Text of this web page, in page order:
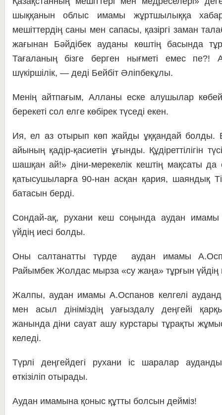
шыққанын облыс имамы жұртшылыққа
мешіттердің саны мен сапасы, қазіргі заман
жағынан Бәйдібек ауданы көштің басында
Тағаланың бізге берген нығметі емес
шүкіршілік, — деді Бейбіт Әліпбекұлы.
Менің айтпағым, Алланы еске алушылар
берекеті сол елге көбірек түседі екен.
Ия, ел аз отырып көп жайды ұққандай болды.
айының қадір-қасиетін ұғынды. Құдіреттілігін
шашқан ай!» діни-мерекелік кештің мақсаты
қатысушыларға 90-нан асқан қария, шаяндық
батасын берді.
Сондай-ақ, рухани кеш соңында аудан
үйдің иесі болды.
Оны салтанатты түрде аудан имамы
Райымбек Жолдас мырза «су жаңа» тұрғын үйдің
Жалпы, аудан имамы А.Оспанов келгелі
мен асыл дініміздің уағыздалу деңгейі
жанында діни сауат ашу курстары тұрақты
келеді.
Түрлі деңгейдегі рухани іс шаралар
өткізіліп отырады.
Аудан имамына қоныс құтты болсын дейміз!